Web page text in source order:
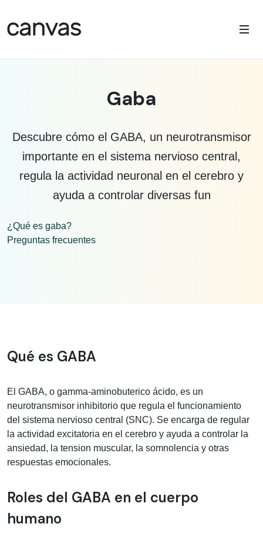
Gaba
Descubre cómo el GABA, un neurotransmisor
importante en el sistema nervioso central,
regula la actividad neuronal en el cerebro y
ayuda a controlar diversas fun
¿Qué es gaba?
Preguntas frecuentes
Información médica sobre gaba
Qué es GABA
El GABA, o gamma-aminobuterico ácido, es un
neurotransmisor inhibitorio que regula el funcionamiento
del sistema nervioso central (SNC). Se encarga de regular
la actividad excitatoria en el cerebro y ayuda a controlar la
ansiedad, la tension muscular, la somnolencia y otras
respuestas emocionales.
Roles del GABA en el cuerpo
humano